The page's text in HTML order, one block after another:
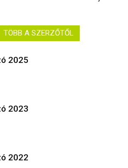
TÖBB A SZERZŐTŐL
2025
2023
2022